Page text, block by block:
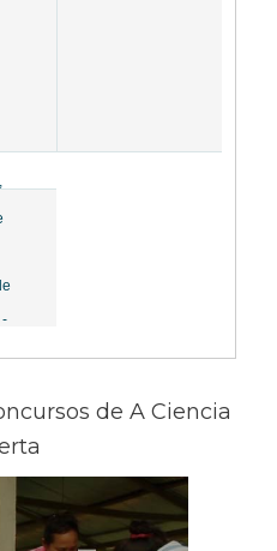
de A Ciencia